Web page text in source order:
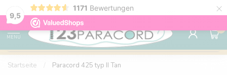
9,5
1171 Bewertungen ×
Kostenlose Lieferung nach Hause ab 150 €
MENU
0
Startseite Paracord 425 typ II Tan